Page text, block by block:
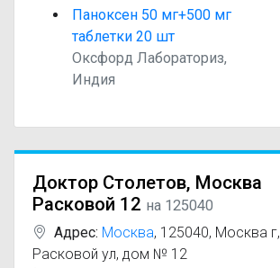
Паноксен 50 мг+500 мг
таблетки 20 шт
Оксфорд Лабораториз,
Индия
Доктор Столетов, Москва
Расковой 12 на 125040
Адрес: Москва, 125040, Москва г,
Расковой ул, дом № 12